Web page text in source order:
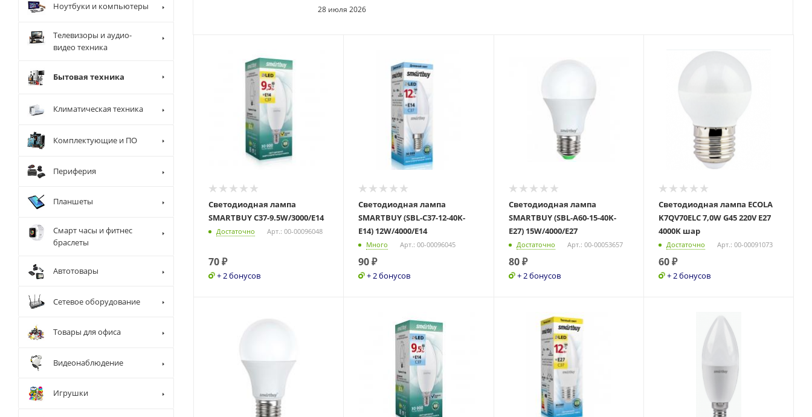
28 июля 2026
Светодиодная лампа
SMARTBUY C37-9.5W/3000/E14
Достаточно Арт.: 00-00096048
70₽
+ 2 бонусов
Светодиодная лампа
SMARTBUY (SBL-C37-12-40K-
E14) 12W/4000/E14
Много Арт.: 00-00096045
90₽
+ 2 бонусов
Светодиодная лампа
SMARTBUY (SBL-A60-15-40K-
E27) 15W/4000/E27
Достаточно Арт.: 00-00053657
80₽
+ 2 бонусов
Светодиодная лампа ECOLA
K7QV70ELC 7,0W G45 220V E27
4000K шар
Достаточно Арт.: 00-00091073
60₽
+ 2 бонусов
Ноутбуки и компьютеры
Телевизоры и аудио-
видео техника
Бытовая техника
Климатическая техника
Комплектующие и ПО
Периферия
Планшеты
Смарт часы и фитнес
браслеты
Автотовары
Сетевое оборудование
Товары для офиса
Видеонаблюдение
Игрушки